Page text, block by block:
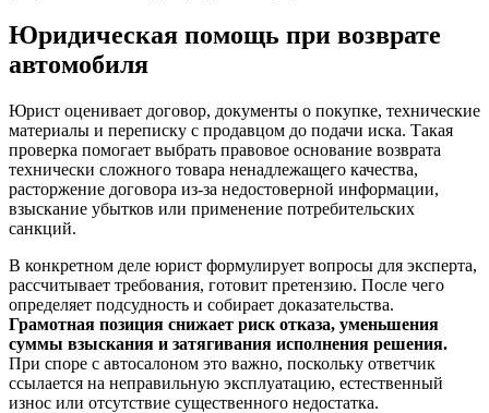
Юридическая помощь при возврате
автомобиля
Юрист оценивает договор, документы о покупке, технические
материалы и переписку с продавцом до подачи иска. Такая
проверка помогает выбрать правовое основание возврата
технически сложного товара ненадлежащего качества,
расторжение договора из-за недостоверной информации,
взыскание убытков или применение потребительских
санкций.
В конкретном деле юрист формулирует вопросы для эксперта,
рассчитывает требования, готовит претензию. После чего
определяет подсудность и собирает доказательства.
Грамотная позиция снижает риск отказа, уменьшения
суммы взыскания и затягивания исполнения решения.
При споре с автосалоном это важно, поскольку ответчик
ссылается на неправильную эксплуатацию, естественный
износ или отсутствие существенного недостатка.